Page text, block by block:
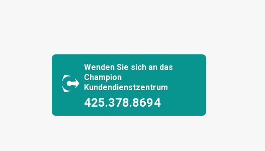
Wenden Sie sich an das
Champion
Kundendienstzentrum
425.378.8694